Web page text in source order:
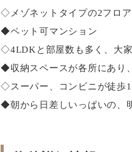
◇メゾネットタイプの2フロア
◆ペット可マンション
◇4LDKと部屋数も多く、大
◆収納スペースが各所にあり
◇スーパー、コンビニが徒歩
◆朝から日差しいっぱいの、